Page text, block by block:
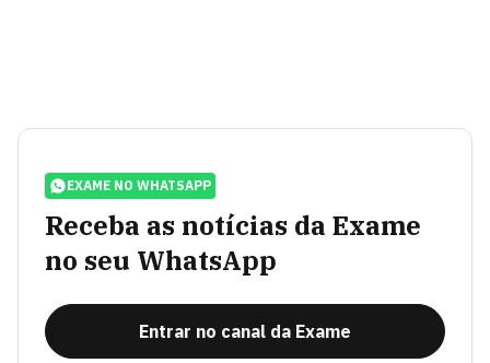
EXAME NO WHATSAPP
Receba as notícias da Exame
no seu WhatsApp
Entrar no canal da Exame